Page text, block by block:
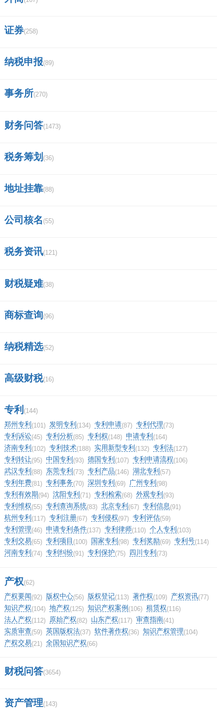
证券(258)
纳税申报(89)
事务所(270)
财务问答(1473)
税务筹划 (36)
地址挂靠(88)
公司核名 (55)
税务资讯(121)
财税疑难(38)
商标查询(96)
纳税精选(52)
高级财税(16)
专利 (144)
郑州专利 (101) 发明专利 (134) 专利申请(87) 专利代理(73)
专利诉讼(45) 专利分析(85) 专利权(148) 申请专利 (164)
济南专利 (102) 专利技术(188) 实用新型专利 (132) 专利法(127)
专利转让(95) 中国专利 (93) 德国专利 (107) 专利申请流程(106)
武汉专利 (88) 东莞专利 (73) 专利产品(146) 湖北专利 (57)
专利年费(81) 专利事务(70) 深圳专利 (69) 广州专利 (98)
专利有效期(94) 沈阳专利 (71) 专利检索(68) 外观专利 (93)
专利维权(55) 专利查询系统(83) 北京专利 (67) 专利信息(91)
杭州专利 (117) 专利注册(67) 专利侵权(97) 专利评估(59)
专利管理(46) 申请专利条件(137) 专利律师(110) 个人专利 (103)
专利交易(65) 专利项目 (100) 国家专利 (98) 专利奖励(69) 专利号(114)
河南专利 (74) 专利纠纷(91) 专利保护(75) 四川专利 (73)
产权(62)
产权要闻(92) 版权中心(56) 版权登记(113) 著作权(109) 产权资讯(77)
知识产权(104) 地产权(125) 知识产权案例 (106) 租赁权(116)
法人产权(112) 原始产权(82) 山东产权(117) 审查指南(41)
实质审查(59) 英国版权法(37) 软件著作权(36) 知识产权管理(104)
产权交易(21) 全国知识产权(66)
财税问答(3654)
资产管理(143)